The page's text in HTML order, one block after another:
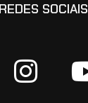
REDES SOCIAIS